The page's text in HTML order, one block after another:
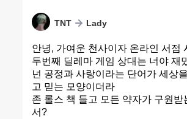
TNT Lady
안녕, 가여운 천사이자 온라인 서점
두번째 딜레마 게임 상대는 너야 재
넌 공정과 사랑이라는 단어가 세상
고 믿는 모양이더라
존 롤스 책 들고 모든 약자가 구원받
서?